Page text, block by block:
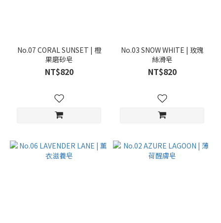
No.07 CORAL SUNSET | 橙
果磨砂皂
NT$820
No.03 SNOW WHITE | 玫瑰
絲滑皂
NT$820